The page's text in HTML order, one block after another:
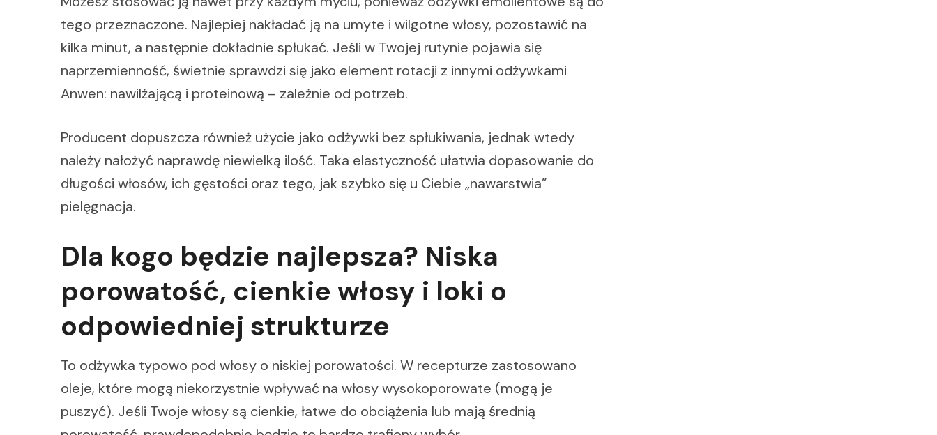
tego przeznaczone. Najlepiej nakładać ją na umyte i wilgotne włosy, pozostawić na
kilka minut, a następnie dokładnie spłukać. Jeśli w Twojej rutynie pojawia się
naprzemienność, świetnie sprawdzi się jako element rotacji z innymi odżywkami
Anwen: nawilżającą i proteinową – zależnie od potrzeb.
Producent dopuszcza również użycie jako odżywki bez spłukiwania, jednak wtedy
należy nałożyć naprawdę niewielką ilość. Taka elastyczność ułatwia dopasowanie do
długości włosów, ich gęstości oraz tego, jak szybko się u Ciebie „nawarstwia”
pielęgnacja.
Dla kogo będzie najlepsza? Niska
porowatość, cienkie włosy i loki o
odpowiedniej strukturze
To odżywka typowo pod włosy o niskiej porowatości. W recepturze zastosowano
oleje, które mogą niekorzystnie wpływać na włosy wysokoporowate (mogą je
puszyć). Jeśli Twoje włosy są cienkie, łatwe do obciążenia lub mają średnią